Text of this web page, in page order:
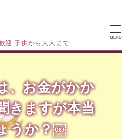
迎 子供から大人まで
MENU
、お金がかか
きますが本当
うか？￼